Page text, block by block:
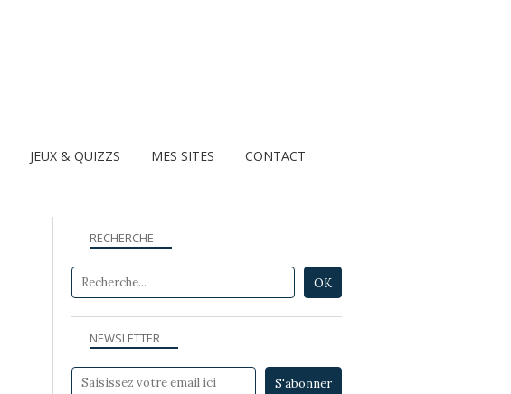
JEUX & QUIZZS MES SITES CONTACT
NEWSLETTER
RECHERCHE